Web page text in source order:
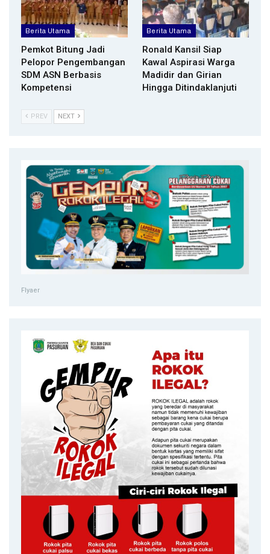
Berita Utama
Pemkot Bitung Jadi
Pelopor Pengembangan
SDM ASN Berbasis
Kompetensi
Berita Utama
Ronald Kansil Siap
Kawal Aspirasi Warga
Madidir dan Girian
Hingga Ditindaklanjuti
PREV NEXT
Flyaer